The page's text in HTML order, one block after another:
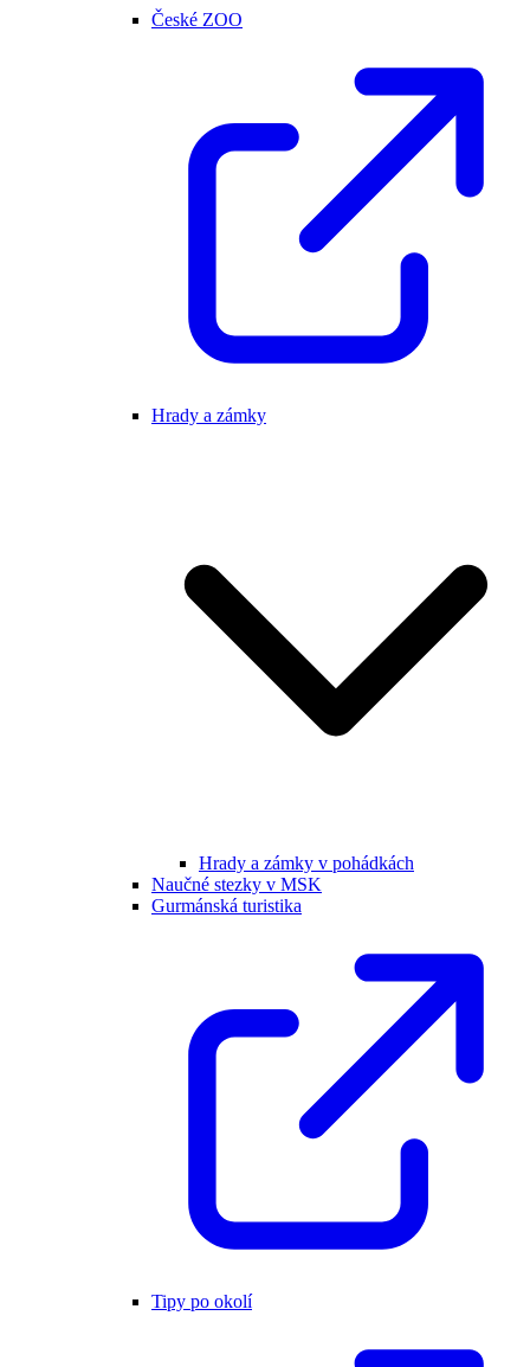
České ZOO
Hrady a zámky
Hrady a zámky v pohádkách
Naučné stezky v MSK
Gurmánská turistika
Tipy po okolí